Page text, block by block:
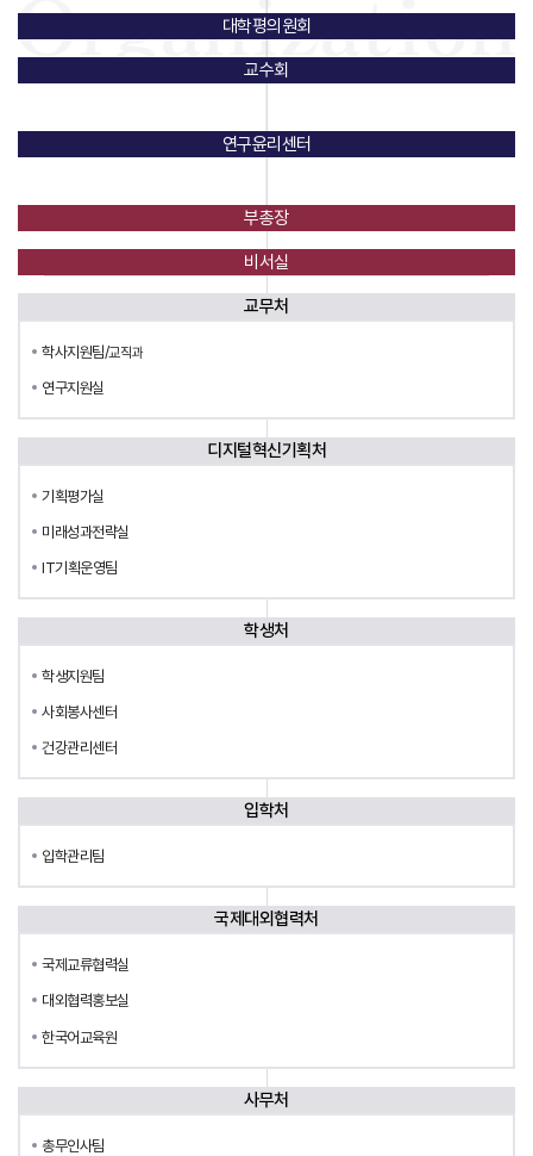
대학평의원회
교수회
연구윤리센터
부총장
비서실
교무처
학사지원팀/교직과
연구지원실
디지털혁신기획처
기획평가실
미래성과전략실
IT기획운영팀
학생처
학생지원팀
사회봉사센터
건강관리센터
입학처
입학관리팀
국제대외협력처
국제교류협력실
대외협력홍보실
한국어교육원
사무처
총무인사팀